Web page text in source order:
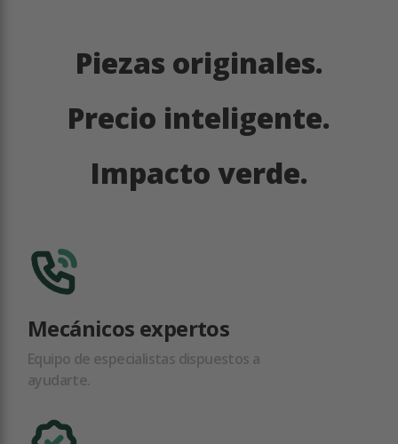
Piezas originales.
Precio inteligente.
Impacto verde.
Mecánicos expertos
Equipo de especialistas dispuestos a
ayudarte.